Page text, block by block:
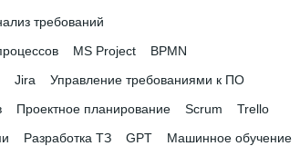
требований
MS Project
BPMN
Jira
Управление требованиями к ПО
Проектное планирование Scrum
Trello
Разработка ТЗ GPT
Машинное обучение